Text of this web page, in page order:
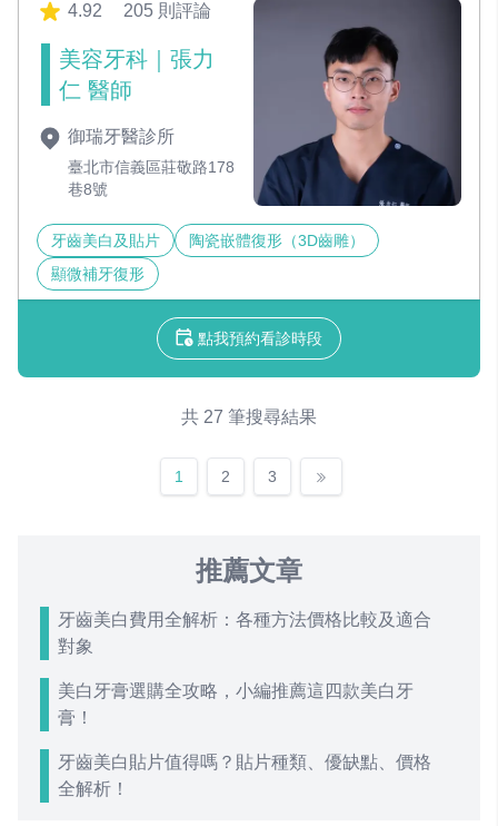
4.92 205 則評論
美容牙科｜張力
仁 醫師
御瑞牙醫診所
臺北市信義區莊敬路178
巷8號
牙齒美白及貼片
陶瓷嵌體復形（3D齒雕）
顯微補牙復形
點我預約看診時段
共 27 筆搜尋結果
1 2 3
推薦文章
牙齒美白費用全解析：各種方法價格比較及適合
對象
美白牙膏選購全攻略，小編推薦這四款美白牙
膏！
牙齒美白貼片值得嗎？貼片種類、優缺點、價格
全解析！